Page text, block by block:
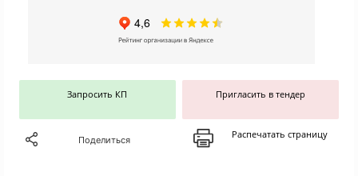
Запросить КП Пригласить в тендер
Поделиться Распечатать страницу